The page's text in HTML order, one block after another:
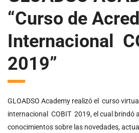
“Curso de
Internacional
2019”
GLOADSO Academy realizó el curso
internacional COBIT 2019, el cual brindó
conocimientos sobre las novedades,